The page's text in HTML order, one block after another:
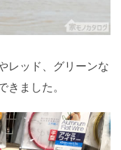
レッド、グリーンな
きました。